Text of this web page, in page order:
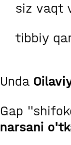
siz vaqt
tibbiy
Unda
Gap
narsani